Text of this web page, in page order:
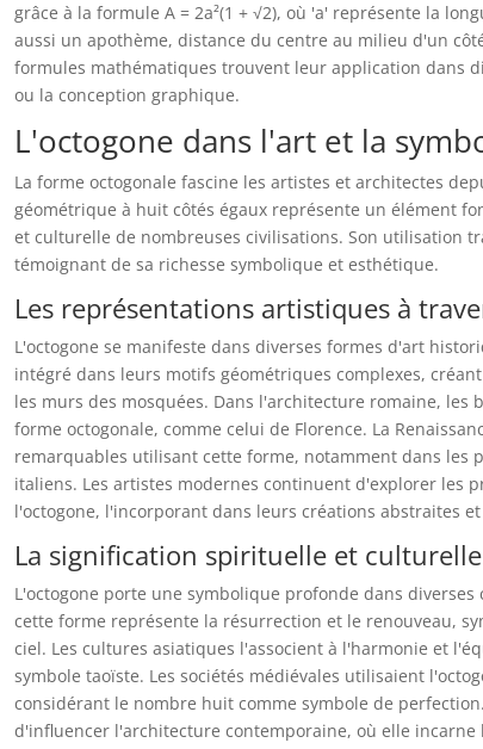
grâce à la formule A = 2a²(1 + √2), où 'a' représente la
aussi un apothème, distance du centre au milieu d'un
formules mathématiques trouvent leur application dans
ou la conception graphique.
L'octogone dans l'art et la
La forme octogonale fascine les artistes et architectes
géométrique à huit côtés égaux représente un élément
et culturelle de nombreuses civilisations. Son utilisation
témoignant de sa richesse symbolique et esthétique.
Les représentations artistiques à
L'octogone se manifeste dans diverses formes d'art
intégré dans leurs motifs géométriques complexes,
les murs des mosquées. Dans l'architecture romaine, les
forme octogonale, comme celui de Florence. La
remarquables utilisant cette forme, notamment dans les
italiens. Les artistes modernes continuent d'explorer les
l'octogone, l'incorporant dans leurs créations abstraites
La signification spirituelle et culturelle
L'octogone porte une symbolique profonde dans
cette forme représente la résurrection et le renouveau,
ciel. Les cultures asiatiques l'associent à l'harmonie et
symbole taoïste. Les sociétés médiévales utilisaient
considérant le nombre huit comme symbole de
d'influencer l'architecture contemporaine, où elle